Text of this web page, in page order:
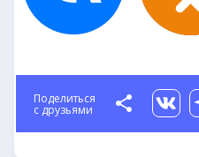
Поделиться
с друзьями